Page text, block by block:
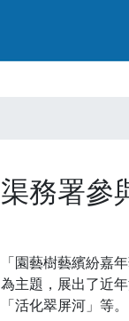
渠務署參
「園藝樹藝繽紛嘉
為主題，展出了近
「活化翠屏河」等。